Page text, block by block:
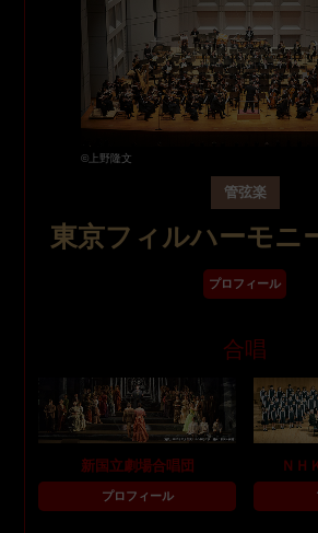
©上野隆文
管弦楽
東京フィルハーモニ
プロフィール
合唱
新国立劇場合唱団
プロフィール
ＮＨ